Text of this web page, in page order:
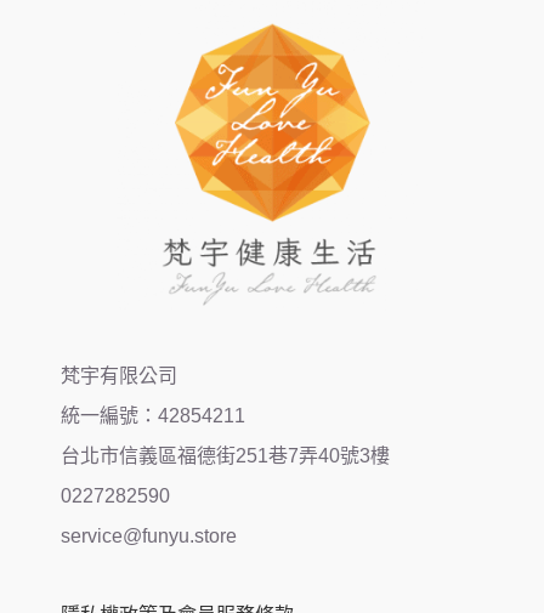
梵宇有限公司
統一編號：42854211
台北市信義區福德街251巷7弄40號3樓
0227282590
service@funyu.store